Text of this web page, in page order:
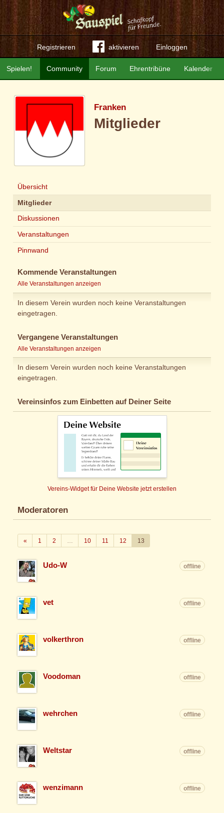
Registrieren aktivieren Einloggen
Community Forum Ehrentribüne Kalender
Spielen!
Franken
Mitglieder
Übersicht
Mitglieder
Diskussionen
Veranstaltungen
Pinnwand
Kommende Veranstaltungen
Alle Veranstaltungen anzeigen
In diesem Verein wurden noch keine Veranstaltungen
eingetragen.
Vergangene Veranstaltungen
Alle Veranstaltungen anzeigen
In diesem Verein wurden noch keine Veranstaltungen
eingetragen.
Vereinsinfos zum Einbetten auf Deiner Seite
Vereins-Widget für Deine Website jetzt erstellen
Moderatoren
«Zurück
1 2 10 11 12 13
Udo-W offline
vet offline
volkerthron offline
Voodoman offline
wehrchen offline
Weltstar offline
wenzimann offline